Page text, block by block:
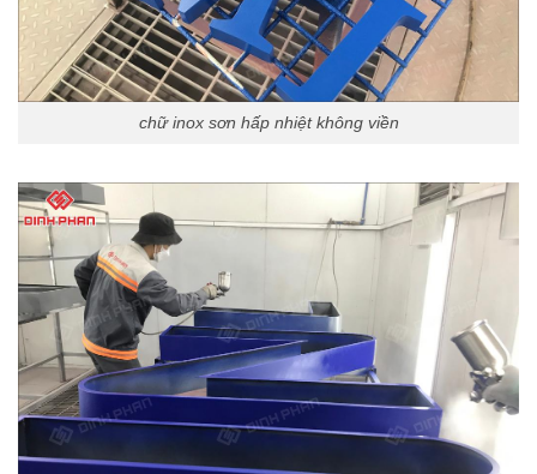
chữ inox sơn hấp nhiệt không viền